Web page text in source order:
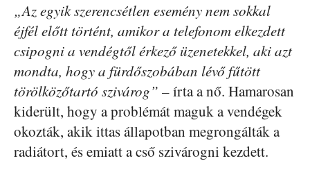
„Az egyik szerencsétlen esemény nem sokkal
éjfél előtt történt, amikor a telefonom elkezdett
csipogni a vendégtől érkező üzenetekkel, aki azt
mondta, hogy a fürdőszobában lévő fűtött
törölközőtartó szivárog” – írta a nő. Hamarosan
kiderült, hogy a problémát maguk a vendégek
okozták, akik ittas állapotban megrongálták a
radiátort, és emiatt a cső szivárogni kezdett.